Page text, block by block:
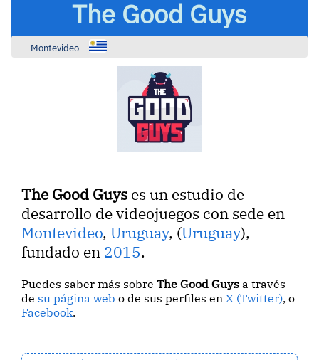
The Good Guys
Montevideo
The Good Guys es un estudio de
desarrollo de videojuegos con sede en
Montevideo, Uruguay, (Uruguay),
fundado en 2015.
Puedes saber más sobreThe Good Guys a través
de su página web o de sus perfiles enX (Twitter), o
Facebook.